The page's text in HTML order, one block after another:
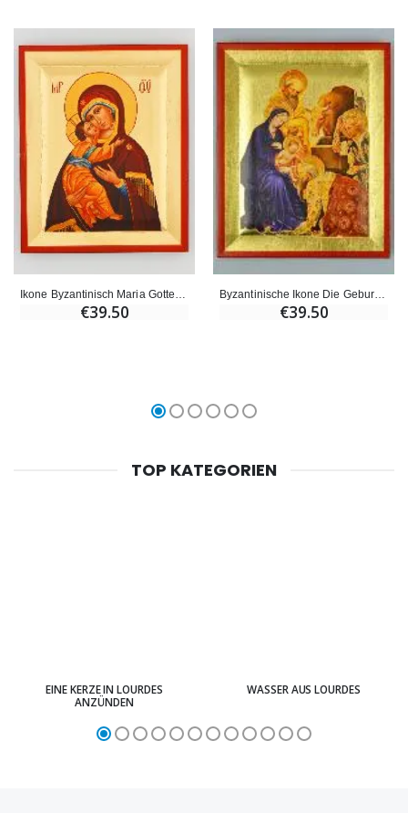
€39.50
Byzantinische Ikone Die Geburt Christi - 13 cm
€39.50
TOP KATEGORIEN
EINE KERZE IN LOURDES
ANZÜNDEN
WASSER AUS LOURDES